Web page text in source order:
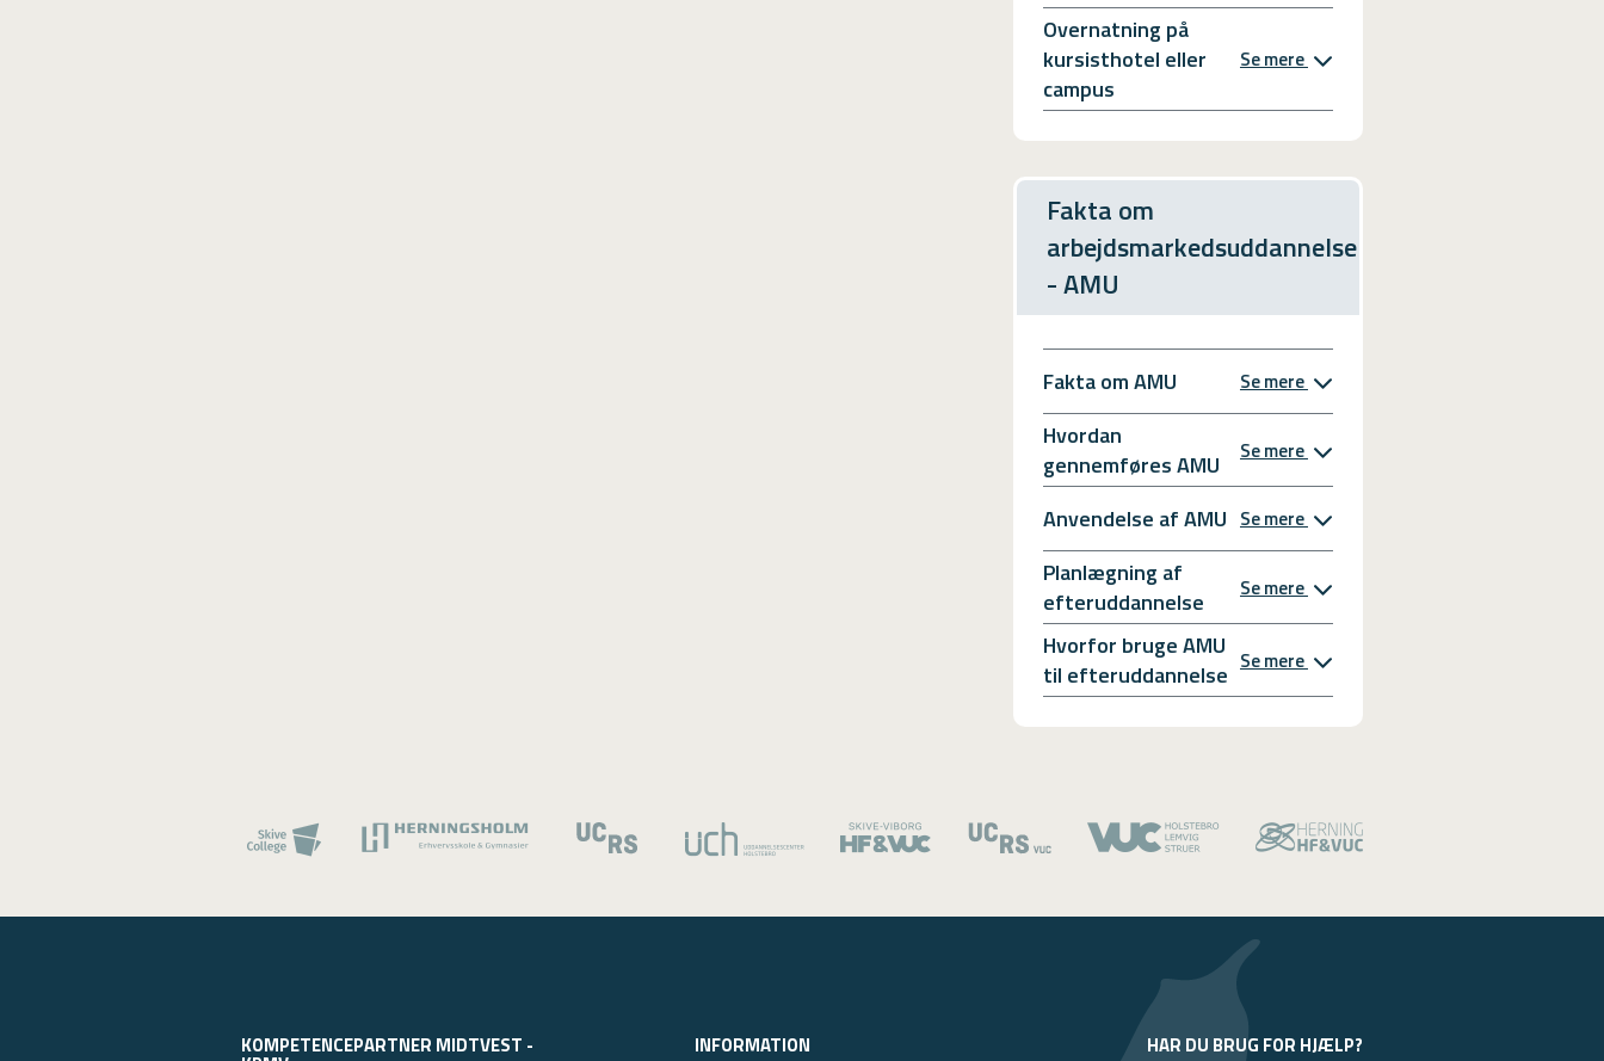
Overnatning på
kursisthotel eller
campus
Se mere
Fakta om
arbejdsmarkedsuddannelse
- AMU
Fakta om AMU Se mere
Hvordan
gennemføres AMU
Se mere
Anvendelse af AMU Se mere
Planlægning af
efteruddannelse
Se mere
Hvorfor bruge AMU
til efteruddannelse Se mere
KOMPETENCEPARTNER MIDTVEST - INFORMATION HAR DU BRUG FOR HJÆLP?